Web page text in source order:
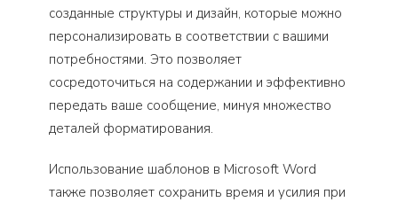
созданные структуры и дизайн, которые можно
персонализировать в соответствии с вашими
потребностями. Это позволяет
сосредоточиться на содержании и эффективно
передать ваше сообщение, минуя множество
деталей форматирования.
Использование шаблонов в Microsoft Word
также позволяет сохранить время и усилия при